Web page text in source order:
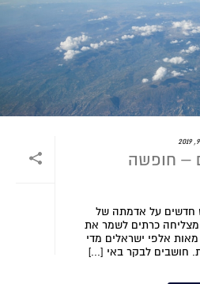
– חופשה
חדשים על אדמתה של
מצליחה כרתים לשמר את
אלפי ישראלים מדי
חושבים לבקר באי [...]